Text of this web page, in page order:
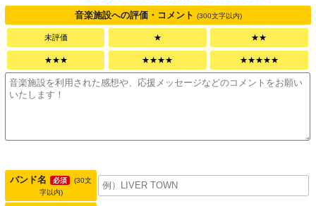
音楽施設への評価・コメント (300文字以内)
未評価 ★ ★★
★★★ ★★★★ ★★★★★
バンド名 必須
(30文
字以内)